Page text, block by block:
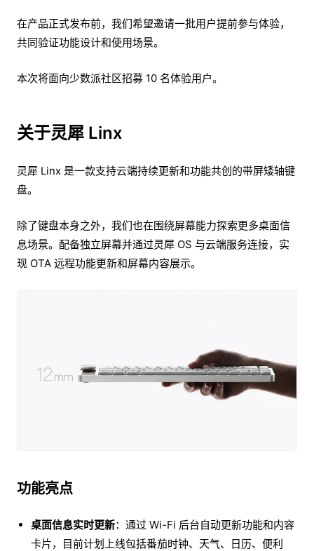
在产品正式发布前，我们希望邀请一批用户提前参与体验，
共同验证功能设计和使用场景。
本次将面向少数派社区招募 10 名体验用户。
关于灵犀 Linx
灵犀 Linx 是一款支持云端持续更新和功能共创的带屏矮轴键
盘。
除了键盘本身之外，我们也在围绕屏幕能力探索更多桌面信
息场景。配备独立屏幕并通过灵犀 OS 与云端服务连接，实
现 OTA 远程功能更新和屏幕内容展示。
功能亮点
桌面信息实时更新：通过 Wi-Fi 后台自动更新功能和内容
卡片，目前计划上线包括番茄时钟、天气、日历、便利